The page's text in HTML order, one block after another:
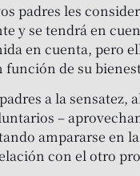
padres les
y se tendrá en
en cuenta, pero
función de su
a la sensatez,
–
ampararse en
con el otro